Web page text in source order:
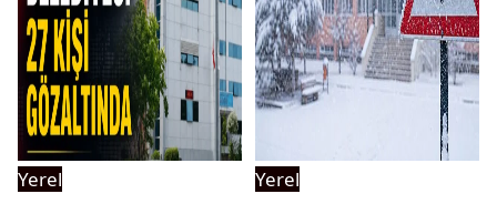
Yerel
Yerel